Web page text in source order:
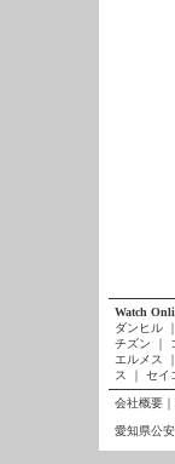
Watch
ダンヒル
｜
チズン
｜
エルメス
｜
ス
｜ セイ
会社概要 ｜
愛知県公